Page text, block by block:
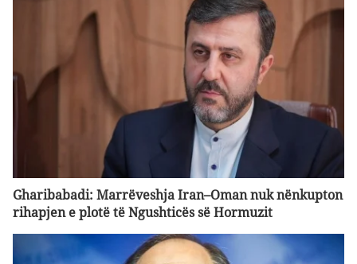
Gharibabadi: Marrëveshja Iran–Oman nuk nënkupton
rihapjen e plotë të Ngushticës së Hormuzit